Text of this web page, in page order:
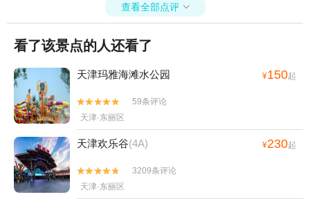
查看全部点评 
看了该景点的人还看了
天津玛雅海滩水公园 ¥150起


59条评论
天津·东丽区
天津欢乐谷(4A) ¥230起


3209条评论
天津·东丽区